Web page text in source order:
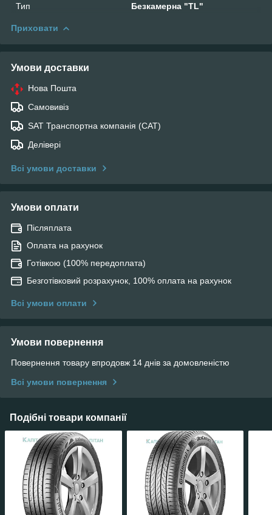
Тип
Безкамерна "TL"
Приховати
Умови доставки
Нова Пошта
Самовивіз
SAT Транспортна компанія (САТ)
Делівері
Всі умови доставки
Умови оплати
Післяплата
Оплата на рахунок
Готівкою (100% передоплата)
Безготівковий розрахунок, 100% оплата на рахунок
Всі умови оплати
Умови повернення
Повернення товару впродовж 14 днів за домовленістю
Всі умови повернення
Подібні товари компанії